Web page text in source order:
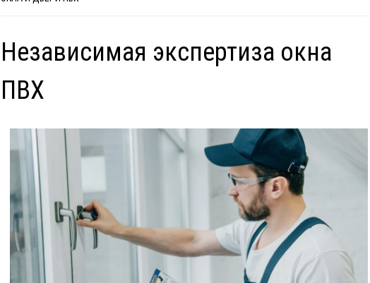
Независимая экспертиза окна
ПВХ